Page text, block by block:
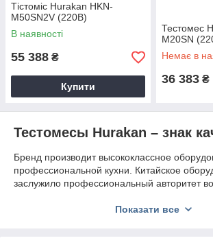
Тістоміс Hurakan HKN-
M50SN2V (220В)
В наявності
55 388 ₴
Купити
Тестомес
M20SN
Немає в
36 383 ₴
Тестомесы Hurakan – знак
Бренд производит высококлассное
профессиональной кухни. Китайское
заслужило профессиональный авторитет
маркетологи, шеф-повара. Предварительно
Показати все